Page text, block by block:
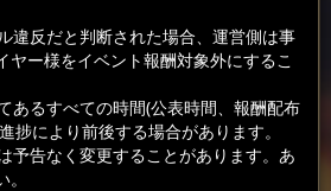
違反だと判断された場合、運営側は事
ヤー様をイベント報酬対象外にするこ
あるすべての時間(公表時間、報酬配布
捗により前後する場合があります。
予告なく変更することがあります。あ